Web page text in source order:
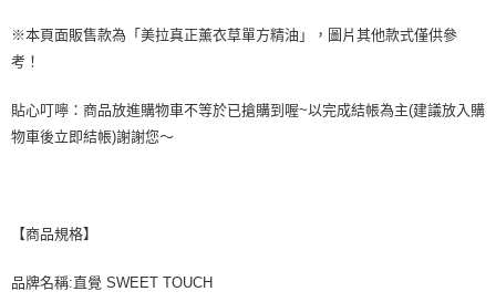
黑貓宅配
宅配
每筆NT$80，滿NT$799(含以上)免運費
※本頁面販售款為「美拉真正薰衣草單方精油」，圖片其他款式僅供參
考！
貼心叮嚀：商品放進購物車不等於已搶購到喔~以完成結帳為主(建議放入購
物車後立即結帳)謝謝您～
【商品規格】
品牌名稱:直覺 SWEET TOUCH